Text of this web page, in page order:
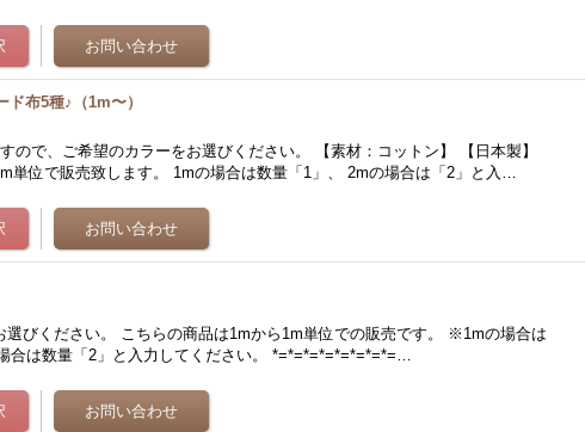
ド布5種♪（1m〜）
ので、ご希望のカラーをお選びください。 【素材：コットン】 【日本製】
単位で販売致します。 1mの場合は数量「1」、 2mの場合は「2」と入…
選びください。 こちらの商品は1mから1m単位での販売です。 ※1mの場合は
合は数量「2」と入力してください。 *=*=*=*=*=*=*=*=…